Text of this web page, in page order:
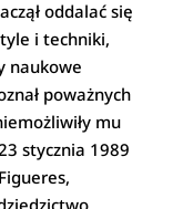
oddalać się
i techniki,
naukowe
poważnych
mu
stycznia 1989